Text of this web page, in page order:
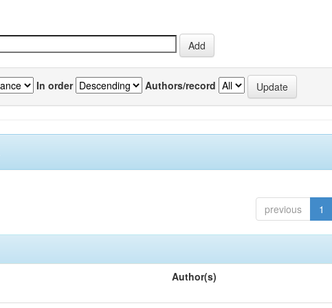
In order Authors/record
previous 1
Author(s)